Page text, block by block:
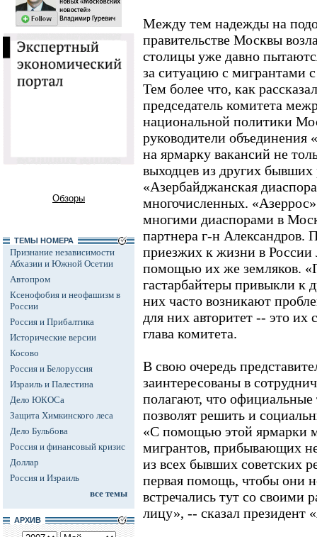
Обзоры
ТЕМЫ НОМЕРА
Признание независимости
Абхазии и Южной Осетии
Автопром
Ксенофобия и неофашизм в
России
Россия и Прибалтика
Исторические версии
Косово
Россия и Белоруссия
Израиль и Палестина
Дело ЮКОСа
Защита Химкинского леса
Дело Бульбова
Россия и финансовый кризис
Доллар
Россия и Израиль
все темы
АРХИВ
Между тем надежды на
правительстве Москвы
столицы уже давно
за ситуацию с мигрантами
Тем более что, как
председатель комитета
национальной политики
руководители объединения
на ярмарку вакансий не
выходцев из других
«Азербайджанская
многочисленных.
многими диаспорами в
партнера г-н Александров.
приезжих к жизни в России
помощью их же земляков.
гастарбайтеры привыкли к
них часто возникают
для них авторитет -- это
глава комитета.
В свою очередь
заинтересованы в
полагают, что официальные
позволят решить и
«С помощью этой ярмарки
мигрантов, прибывающих
из всех бывших советских
первая помощь, чтобы они
встречались тут со своими
лицу», -- сказал